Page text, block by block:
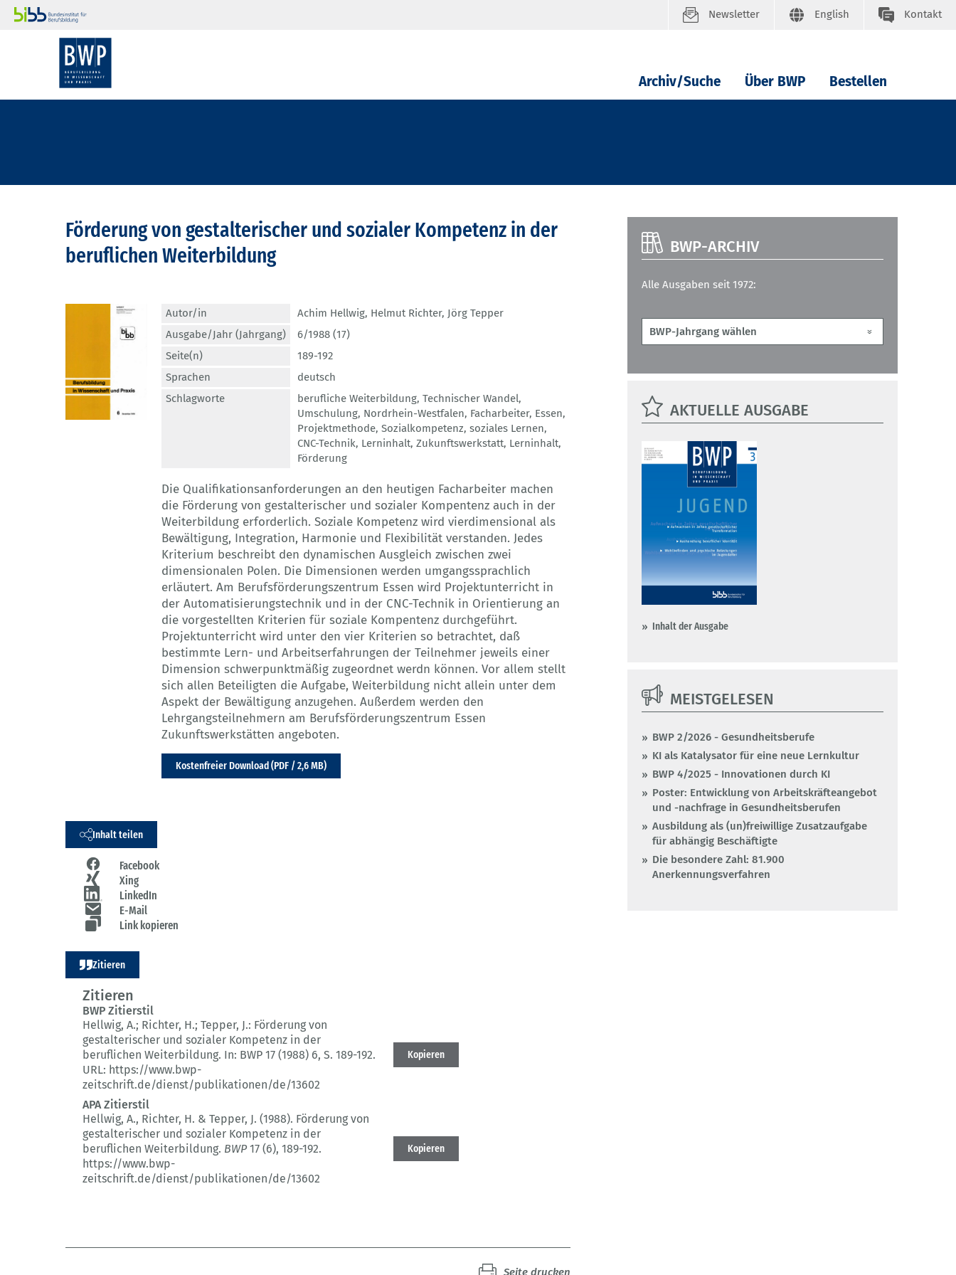
Newsletter English Kontakt
Archiv/Suche Über BWP Bestellen
Förderung von gestalterischer und sozialer Kompetenz in der
beruflichen Weiterbildung
Autor/in Achim Hellwig, Helmut Richter, Jörg Tepper
Ausgabe/Jahr (Jahrgang)
6/1988 (17)
Seite(n)
189-192
Sprachen
deutsch
Schlagworte
berufliche Weiterbildung, Technischer Wandel,
Umschulung, Nordrhein-Westfalen, Facharbeiter, Essen,
Projektmethode, Sozialkompetenz, soziales Lernen,
CNC-Technik, Lerninhalt, Zukunftswerkstatt, Lerninhalt,
Förderung
Die Qualifikationsanforderungen an den heutigen Facharbeiter machen
die Förderung von gestalterischer und sozialer Kompentenz auch in der
Weiterbildung erforderlich. Soziale Kompetenz wird vierdimensional als
Bewältigung, Integration, Harmonie und Flexibilität verstanden. Jedes
Kriterium beschreibt den dynamischen Ausgleich zwischen zwei
dimensionalen Polen. Die Dimensionen werden umgangssprachlich
erläutert. Am Berufsförderungszentrum Essen wird Projektunterricht in
der Automatisierungstechnik und in der CNC-Technik in Orientierung an
die vorgestellten Kriterien für soziale Kompentenz durchgeführt.
Projektunterricht wird unter den vier Kriterien so betrachtet, daß
bestimmte Lern- und Arbeitserfahrungen der Teilnehmer jeweils einer
Dimension schwerpunktmäßig zugeordnet werdn können. Vor allem stellt
sich allen Beteiligten die Aufgabe, Weiterbildung nicht allein unter dem
Aspekt der Bewältigung anzugehen. Außerdem werden den
Lehrgangsteilnehmern am Berufsförderungszentrum Essen
Zukunftswerkstätten angeboten.
Kostenfreier Download (PDF / 2,6 MB)
Inhalt teilen
Facebook
Xing
LinkedIn
E-Mail
Link kopieren
Zitieren
Zitieren
BWP Zitierstil
Hellwig, A.; Richter, H.; Tepper, J.: Förderung von
gestalterischer und sozialer Kompetenz in der
beruflichen Weiterbildung. In: BWP 17 (1988) 6, S. 189-192.
URL: https://www.bwp-
zeitschrift.de/dienst/publikationen/de/13602
Kopieren
APA Zitierstil
Hellwig, A., Richter, H. & Tepper, J. (1988). Förderung von
gestalterischer und sozialer Kompetenz in der
beruflichen Weiterbildung. BWP17 (6), 189-192.
https://www.bwp-
zeitschrift.de/dienst/publikationen/de/13602
Kopieren
Seite drucken
BWP-ARCHIV
Alle Ausgaben seit 1972:
AKTUELLE AUSGABE
Inhalt der Ausgabe
MEISTGELESEN
BWP 2/2026 - Gesundheitsberufe
KI als Katalysator für eine neue Lernkultur
BWP 4/2025 - Innovationen durch KI
Poster: Entwicklung von Arbeitskräfteangebot
und -nachfrage in Gesundheitsberufen
Ausbildung als (un)freiwillige Zusatzaufgabe
für abhängig Beschäftigte
Die besondere Zahl: 81.900
Anerkennungsverfahren